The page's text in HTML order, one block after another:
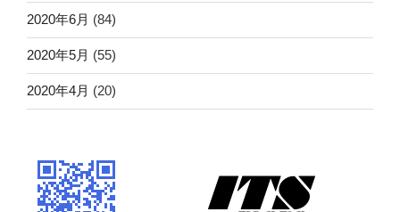
2020年6月 (84)
2020年5月 (55)
2020年4月 (20)